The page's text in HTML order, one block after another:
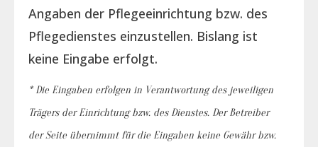
Angaben der Pflegeeinrichtung bzw. des
Pflegedienstes einzustellen. Bislang ist
keine Eingabe erfolgt.
* Die Eingaben erfolgen in Verantwortung des jeweiligen
Trägers der Einrichtung bzw. des Dienstes. Der Betreiber
der Seite übernimmt für die Eingaben keine Gewähr bzw.